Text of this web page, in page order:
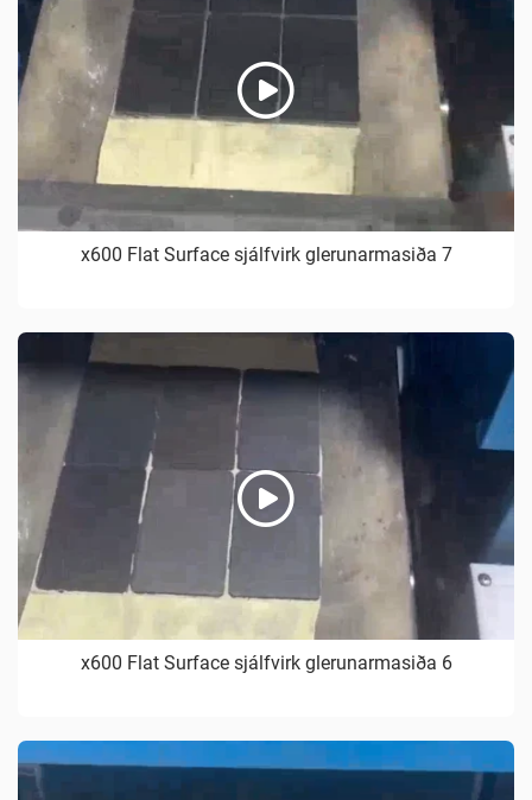
x600 Flat Surface sjálfvirk glerunarmasiða 7
x600 Flat Surface sjálfvirk glerunarmasiða 6